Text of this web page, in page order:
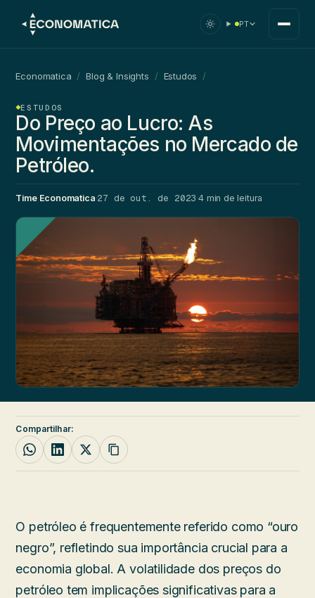
PT
Economatica / Blog & Insights / Estudos /
ESTUDOS
Do Preço ao Lucro: As
Movimentações no Mercado de
Petróleo.
Time Economatica·27 de out. de 2023·4 min de leitura
Compartilhar:
O petróleo é frequentemente referido como “ouro
negro”, refletindo sua importância crucial para a
economia global. A volatilidade dos preços do
petróleo tem implicações significativas para a